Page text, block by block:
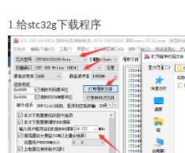
1.给stc32g下载程序